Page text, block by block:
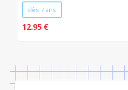
dès 7 ans
12.95 €